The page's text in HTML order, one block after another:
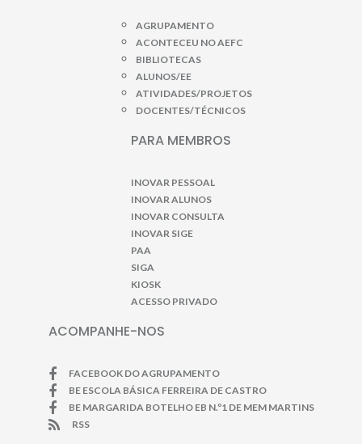
AGRUPAMENTO
ACONTECEU NO AEFC
BIBLIOTECAS
ALUNOS/EE
ATIVIDADES/PROJETOS
DOCENTES/TÉCNICOS
PARA MEMBROS
INOVAR PESSOAL
INOVAR ALUNOS
INOVAR CONSULTA
INOVAR SIGE
PAA
SIGA
KIOSK
ACESSO PRIVADO
ACOMPANHE-NOS
FACEBOOK DO AGRUPAMENTO
BE ESCOLA BÁSICA FERREIRA DE CASTRO
BE MARGARIDA BOTELHO EB N.º1 DE MEM MARTINS
RSS